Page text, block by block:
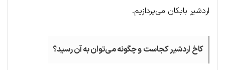
اردشیر بابکان می‌‎پردازیم.
کاخ اردشیر کجاست و چگونه می‌توان به آن رسید؟